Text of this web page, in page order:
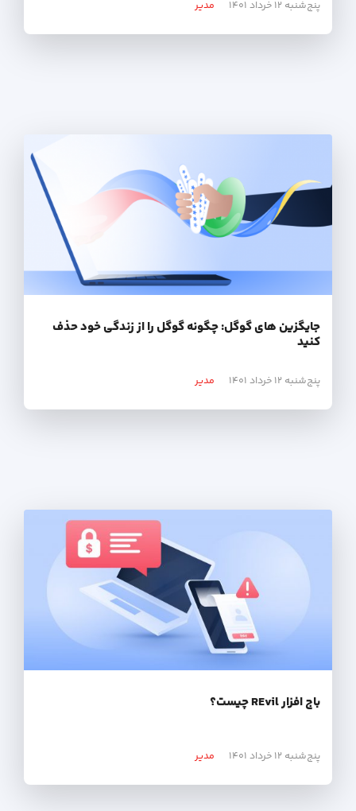
پنج‌شنبه ۱۲ خرداد ۱۴۰۱ مدیر
جایگزین های گوگل: چگونه گوگل را از زندگی خود حذف
کنید
پنج‌شنبه ۱۲ خرداد ۱۴۰۱ مدیر
باج افزار REvil چیست؟
پنج‌شنبه ۱۲ خرداد ۱۴۰۱ مدیر